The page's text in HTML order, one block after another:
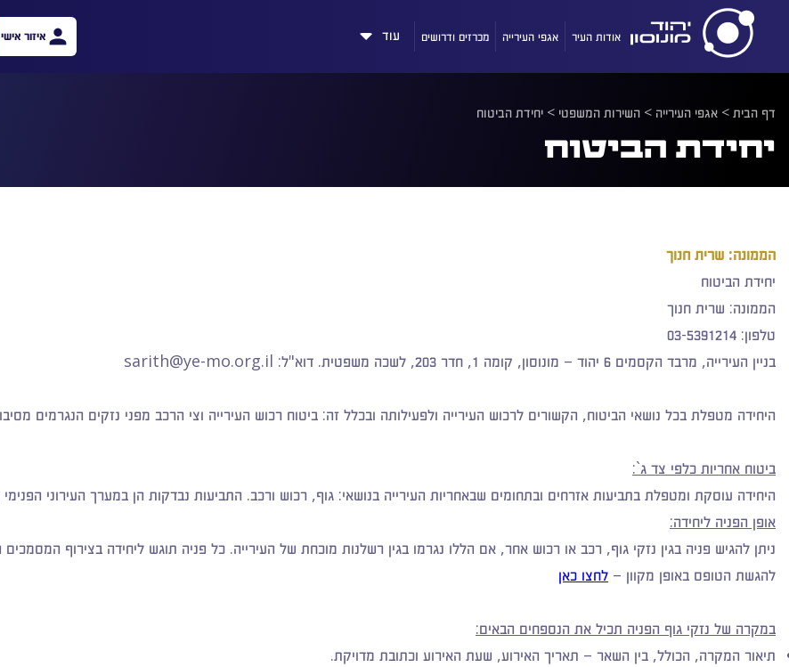
אודות העיר אגפי העירייה מכרזים ודרושים עוד איזור אישי
דף הבית> אגפי העירייה > השירות המשפטי > יחידת הביטוח
יחידת הביטוח
הממונה: שרית חנוך
יחידת הביטוח​​​​​​
הממונה: שרית חנוך
טלפון: 03-5391214
בניין העירייה, מרבד הקסמים 6 יהוד – מונוסון, קומה 1, חדר 203, לשכה משפטית. דוא"ל:
sarith@ye-mo.org.il
היחידה מטפלת בכל נושאי הביטוח, הקשורים לרכוש העירייה ולפעילותה ובכלל זה: ביטוח רכוש העירייה וצי הרכב מפני נזקים הנגרמים
ביטוח אחריות כלפי צד ג`:
היחידה עוסקת ומטפלת בתביעות אזרחים ובתחומים שבאחריות העירייה בנושאי: גוף, רכוש ורכב. התביעות נבדקות הן במערך העירוני
אופן הפניה ליחידה:
ניתן להגיש פניה בגין נזקי גוף, רכב או רכוש אחר, אם הללו נגרמו בגין רשלנות מוכחת של העירייה. כל פניה תוגש ליחידה בצירוף
להגשת הטופס באופן מקוון – לחצו כאן
במקרה של נזקי גוף הפניה תכיל את הנספחים הבאים:
תיאור המקרה, הכולל, בין השאר – תאריך האירוע, שעת האירוע וכתובת מדויקת.